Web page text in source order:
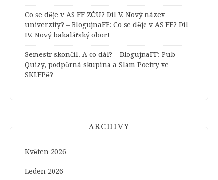
Co se děje v AS FF ZČU? Díl V. Nový název
univerzity? – BlogujnaFF: Co se děje v AS FF? Díl
IV. Nový bakalářský obor!
Semestr skončil. A co dál? – BlogujnaFF: Pub
Quizy, podpůrná skupina a Slam Poetry ve
SKLEPě?
ARCHIVY
Květen 2026
Leden 2026